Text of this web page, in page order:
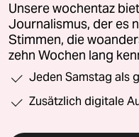
Unsere wochentaz
Journalismus, der es
Stimmen, die
zehn Wochen lang
Jeden Samstag als
Zusätzlich digitale